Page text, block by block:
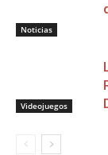
Noticias
Videojuegos